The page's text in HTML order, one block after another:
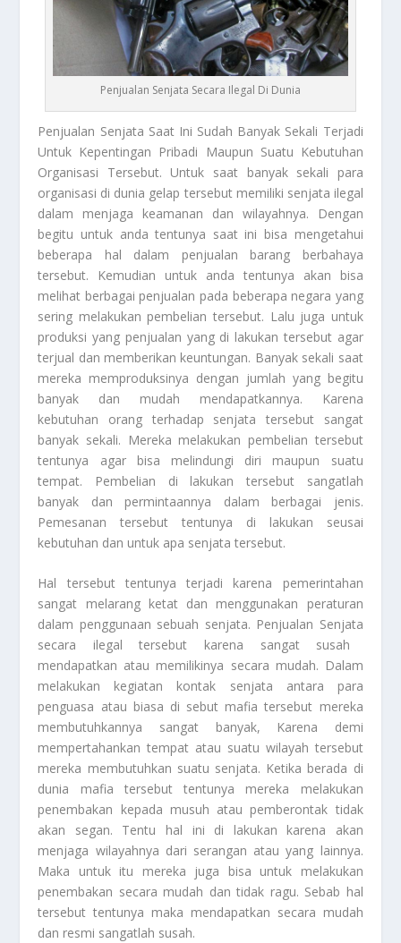
Penjualan Senjata Secara Ilegal Di Dunia
Penjualan Senjata Saat Ini Sudah Banyak Sekali Terjadi
Untuk Kepentingan Pribadi Maupun Suatu Kebutuhan
Organisasi Tersebut. Untuk saat banyak sekali para
organisasi di dunia gelap tersebut memiliki senjata ilegal
dalam menjaga keamanan dan wilayahnya. Dengan
begitu untuk anda tentunya saat ini bisa mengetahui
beberapa hal dalam penjualan barang berbahaya
tersebut. Kemudian untuk anda tentunya akan bisa
melihat berbagai penjualan pada beberapa negara yang
sering melakukan pembelian tersebut. Lalu juga untuk
produksi yang penjualan yang di lakukan tersebut agar
terjual dan memberikan keuntungan. Banyak sekali saat
mereka memproduksinya dengan jumlah yang begitu
banyak dan mudah mendapatkannya. Karena
kebutuhan orang terhadap senjata tersebut sangat
banyak sekali. Mereka melakukan pembelian tersebut
tentunya agar bisa melindungi diri maupun suatu
tempat. Pembelian di lakukan tersebut sangatlah
banyak dan permintaannya dalam berbagai jenis.
Pemesanan tersebut tentunya di lakukan seusai
kebutuhan dan untuk apa senjata tersebut.
Hal tersebut tentunya terjadi karena pemerintahan
sangat melarang ketat dan menggunakan peraturan
dalam penggunaan sebuah senjata. Penjualan Senjata
secara ilegal tersebut karena sangat susah
mendapatkan atau memilikinya secara mudah. Dalam
melakukan kegiatan kontak senjata antara para
penguasa atau biasa di sebut mafia tersebut mereka
membutuhkannya sangat banyak, Karena demi
mempertahankan tempat atau suatu wilayah tersebut
mereka membutuhkan suatu senjata. Ketika berada di
dunia mafia tersebut tentunya mereka melakukan
penembakan kepada musuh atau pemberontak tidak
akan segan. Tentu hal ini di lakukan karena akan
menjaga wilayahnya dari serangan atau yang lainnya.
Maka untuk itu mereka juga bisa untuk melakukan
penembakan secara mudah dan tidak ragu. Sebab hal
tersebut tentunya maka mendapatkan secara mudah
dan resmi sangatlah susah.